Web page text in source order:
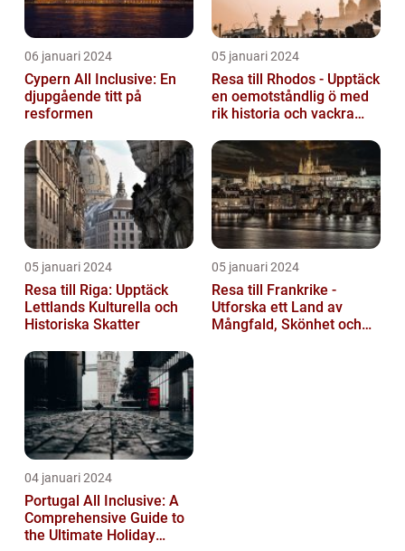
06 januari 2024
Cypern All Inclusive: En
djupgående titt på
resformen
05 januari 2024
Resa till Rhodos - Upptäck
en oemotståndlig ö med
rik historia och vackra
05 januari 2024
Resa till Riga: Upptäck
Lettlands Kulturella och
Historiska Skatter
05 januari 2024
Resa till Frankrike -
Utforska ett Land av
Mångfald, Skönhet och
04 januari 2024
Portugal All Inclusive: A
Comprehensive Guide to
the Ultimate Holiday